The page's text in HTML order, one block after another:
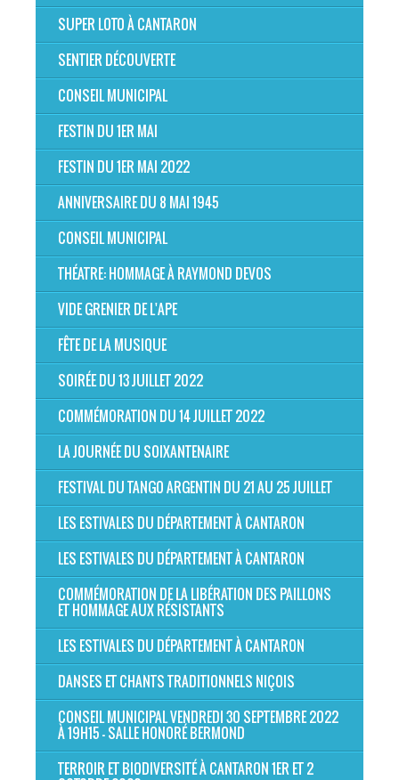
SUPER LOTO À CANTARON
SENTIER DÉCOUVERTE
CONSEIL MUNICIPAL
FESTIN DU 1ER MAI
FESTIN DU 1ER MAI 2022
ANNIVERSAIRE DU 8 MAI 1945
CONSEIL MUNICIPAL
THÉATRE: HOMMAGE À RAYMOND DEVOS
VIDE GRENIER DE L'APE
FÊTE DE LA MUSIQUE
SOIRÉE DU 13 JUILLET 2022
COMMÉMORATION DU 14 JUILLET 2022
LA JOURNÉE DU SOIXANTENAIRE
FESTIVAL DU TANGO ARGENTIN DU 21 AU 25 JUILLET
LES ESTIVALES DU DÉPARTEMENT À CANTARON
LES ESTIVALES DU DÉPARTEMENT À CANTARON
COMMÉMORATION DE LA LIBÉRATION DES PAILLONS
ET HOMMAGE AUX RÉSISTANTS
LES ESTIVALES DU DÉPARTEMENT À CANTARON
DANSES ET CHANTS TRADITIONNELS NIÇOIS
CONSEIL MUNICIPAL VENDREDI 30 SEPTEMBRE 2022
À 19H15 - SALLE HONORÉ BERMOND
TERROIR ET BIODIVERSITÉ À CANTARON 1ER ET 2